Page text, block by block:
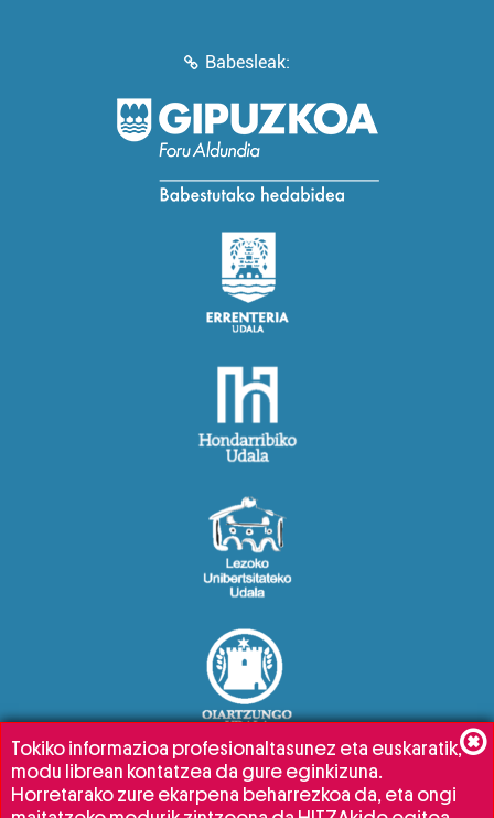
Babesleak:
Tokiko informazioa profesionaltasunez eta euskaratik,
modu librean kontatzea da gure eginkizuna.
Horretarako zure ekarpena beharrezkoa da, eta ongi